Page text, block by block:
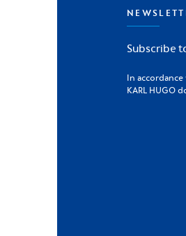
Subscribe
In
KARL HUGO